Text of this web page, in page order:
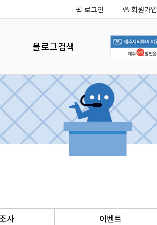
로그인 회원가입
블로그검색
사 이벤트